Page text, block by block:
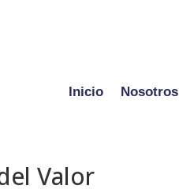
Inicio Nosotros
Valor